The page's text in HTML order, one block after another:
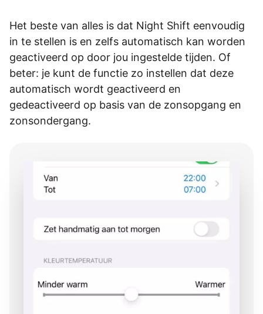
Het beste van alles is dat Night Shift eenvoudig
in te stellen is en zelfs automatisch kan worden
geactiveerd op door jou ingestelde tijden. Of
beter: je kunt de functie zo instellen dat deze
automatisch wordt geactiveerd en
gedeactiveerd op basis van de zonsopgang en
zonsondergang.